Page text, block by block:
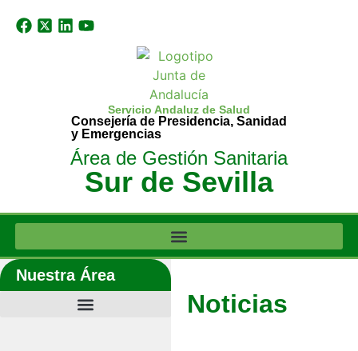
Servicio Andaluz de Salud
Consejería de Presidencia, Sanidad
y Emergencias
Área de Gestión Sanitaria
Sur de Sevilla
Nuestra Área
Noticias